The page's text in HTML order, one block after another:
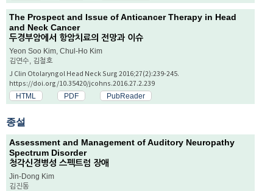
The Prospect and Issue of Anticancer Therapy in Head
and Neck Cancer
두경부암에서 항암치료의 전망과 이슈
Yeon Soo Kim, Chul-Ho Kim
김연수, 김철호
J Clin Otolaryngol Head Neck Surg 2016;27(2):239-245.
https://doi.org/10.35420/jcohns.2016.27.2.239
HTML PDF PubReader
종설
Assessment and Management of Auditory Neuropathy
Spectrum Disorder
청각신경병성 스펙트럼 장애
Jin-Dong Kim
김진동